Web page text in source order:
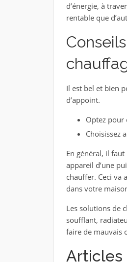
d’énergie, à
rentable que
Il est bel et bien
d’appoint.
Optez pour
Choisissez
En général, il
appareil d’une
chauffer. Ceci va
dans votre
Les solutions de
soufflant,
faire de mauvais
Articles